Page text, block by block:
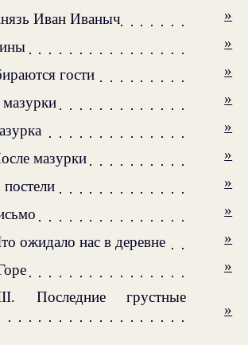
Иван Иваныч
»
»
гости
»
»
»
мазурки
»
»
»
ожидало нас в деревне
»
»
Последние грустные
»